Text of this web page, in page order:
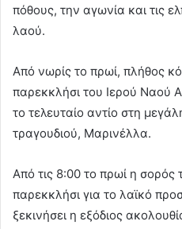
πόθους, την αγωνία και τις
λαού.
Από νωρίς το πρωί, πλήθος
παρεκκλήσι του Ιερού Ναού
το τελευταίο αντίο στη
τραγουδιού, Μαρινέλλα.
Από τις 8:00 το πρωί η σορός
παρεκκλήσι για το λαϊκό
ξεκινήσει η εξόδιος